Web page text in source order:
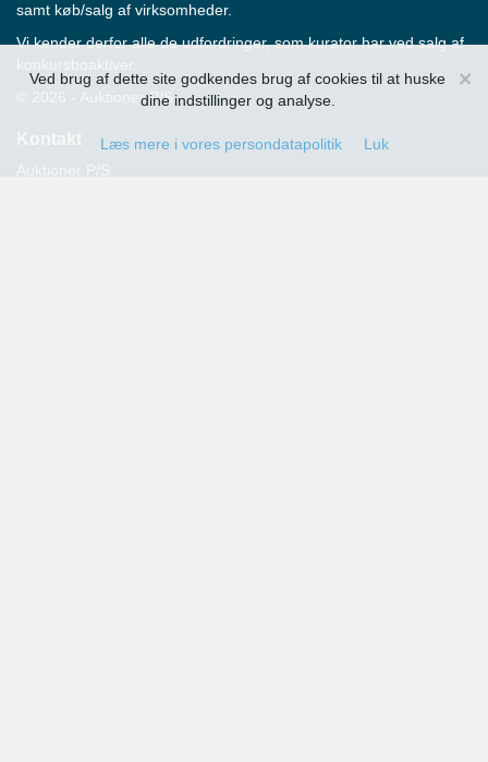
×
Ved brug af dette site godkendes brug af cookies til at huske
dine indstillinger og analyse.
Læs mere i vores persondatapolitik Luk
samt køb/salg af virksomheder.
Vi kender derfor alle de udfordringer, som kurator har ved salg af
konkursboaktiver.
© 2026 - Auktioner P/S
Kontakt
Auktioner P/S